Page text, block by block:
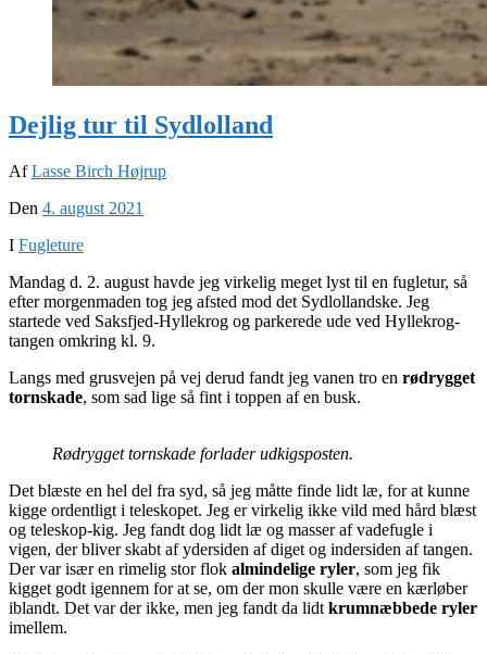
Dejlig tur til Sydlolland
AfLasse Birch Højrup
Den 4. august 2021
I Fugleture
Mandag d. 2. august havde jeg virkelig meget lyst til en fugletur, så
efter morgenmaden tog jeg afsted mod det Sydlollandske. Jeg
startede ved Saksfjed-Hyllekrog og parkerede ude ved Hyllekrog-
tangen omkring kl. 9.
Langs med grusvejen på vej derud fandt jeg vanen tro en rødrygget
tornskade, som sad lige så fint i toppen af en busk.
Rødrygget tornskade forlader udkigsposten.
Det blæste en hel del fra syd, så jeg måtte finde lidt læ, for at kunne
kigge ordentligt i teleskopet. Jeg er virkelig ikke vild med hård blæst
og teleskop-kig. Jeg fandt dog lidt læ og masser af vadefugle i
vigen, der bliver skabt af ydersiden af diget og indersiden af tangen.
Der var især en rimelig stor flok almindelige ryler, som jeg fik
kigget godt igennem for at se, om der mon skulle være en kærløber
iblandt. Det var der ikke, men jeg fandt da lidt krumnæbbede ryler
imellem.